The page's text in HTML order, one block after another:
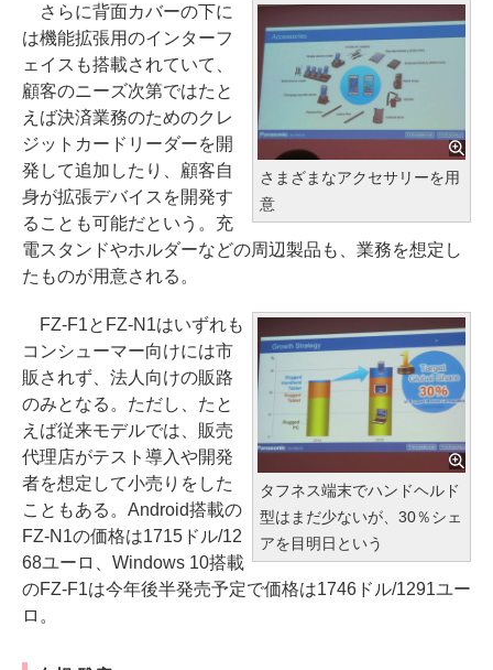
さまざまなアクセサリーを用
意
さらに背面カバーの下に
は機能拡張用のインターフ
ェイスも搭載されていて、
顧客のニーズ次第ではたと
えば決済業務のためのクレ
ジットカードリーダーを開
発して追加したり、顧客自
身が拡張デバイスを開発す
ることも可能だという。充
電スタンドやホルダーなどの周辺製品も、業務を想定し
たものが用意される。
タフネス端末でハンドヘルド
型はまだ少ないが、30％シェ
アを目明日という
FZ-F1とFZ-N1はいずれも
コンシューマー向けには市
販されず、法人向けの販路
のみとなる。ただし、たと
えば従来モデルでは、販売
代理店がテスト導入や開発
者を想定して小売りをした
こともある。Android搭載の
FZ-N1の価格は1715ドル/12
68ユーロ、Windows 10搭載
のFZ-F1は今年後半発売予定で価格は1746ドル/1291ユー
ロ。